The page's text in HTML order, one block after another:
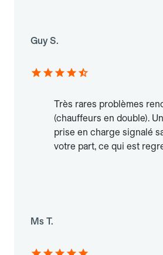
Guy S.
Très rares problèmes
(chauffeurs en double).
prise en charge signalé
votre part, ce qui est
Ms T.